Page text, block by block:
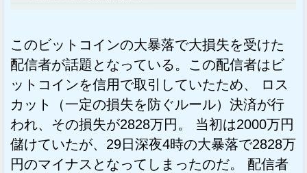
このビットコインの大暴落で大損失を受けた
配信者が話題となっている。この配信者はビ
ットコインを信用で取引していたため、 ロス
カット（一定の損失を防ぐルール）決済が行
われ、その損失が2828万円。 当初は2000万円
儲けていたが、29日深夜4時の大暴落で2828万
円のマイナスとなってしまったのだ。 配信者